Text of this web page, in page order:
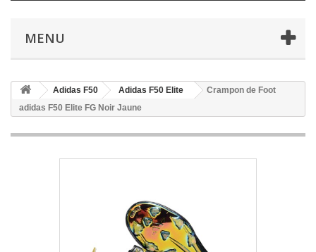
MENU
Adidas F50 Adidas F50 Elite
Crampon de Foot
adidas F50 Elite FG Noir Jaune